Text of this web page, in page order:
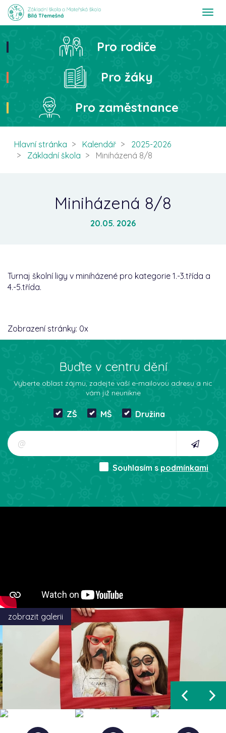
T
t
Hledat
Pro rodiče
Pro žáky
Pro zaměstnance
Hlavní stránka Kalendář
2025-2026
Základní škola
Miniházená 8/8
Miniházená 8/8
20.05. 2026
Turnaj školní ligy v miniházené pro kategorie 1.-3.třída a
4.-5.třída.
Zobrazení stránky: 0x
Buďte v centru dění
Vyberte oblast zájmu, zadejte vaší e-mailovou adresu a nic
vám již neunikne
ZŠ MŠ Družina
Souhlasím s podmínkami
zobrazit galerii